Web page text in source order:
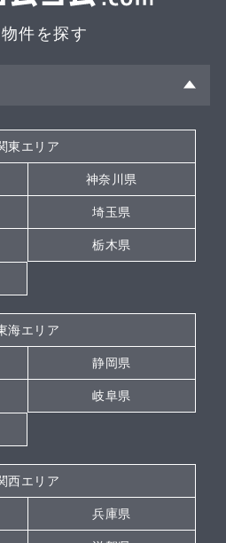
件を探す
東エリア
神奈川県
埼玉県
栃木県
海エリア
静岡県
岐阜県
西エリア
兵庫県